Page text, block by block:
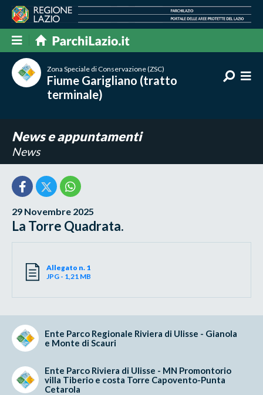
Zona Speciale di Conservazione (ZSC)
Fiume Garigliano (tratto
terminale)
News e appuntamenti
News
29 Novembre 2025
La Torre Quadrata.
Allegato n. 1
JPG - 1,21 MB
Ente Parco Regionale Riviera di Ulisse - Gianola
e Monte di Scauri
Ente Parco Riviera di Ulisse - MN Promontorio
villa Tiberio e costa Torre Capovento-Punta
Cetarola